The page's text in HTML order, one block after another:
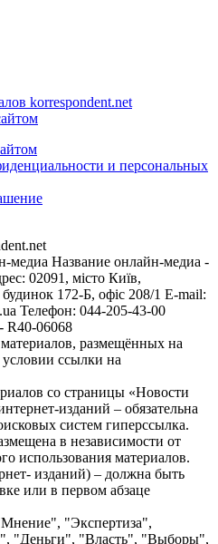
korrespondent.net
и персональных
медиа Название онлайн-медиа -
02091, місто Київ,
172-Б, офіс 208/1 E-mail:
Телефон: 044-205-43-00
R40-06068
размещённых на
условии ссылки на
со страницы «Новости
изданий – обязательна
систем гиперссылка.
в независимости от
использования материалов.
изданий) – должна быть
или в первом абзаце
"Экспертиза",
"Деньги", "Власть", "Выборы",